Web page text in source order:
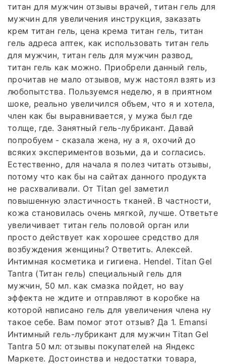
титан для мужчин отзывы врачей, титан гель для
мужчин для увеличения инструкция, заказать
крем титан гель, цена крема титан гель, титан
гель адреса аптек, как использовать титан гель
для мужчин, титан гель для мужчин развод,
титан гель как можно. Приобрели данный гель,
прочитав не мало отзывов, муж настоял взять из
любопытства. Пользуемся неделю, я в приятном
шоке, реально увеличился объем, что я и хотела,
член как бы выравнивается, у мужа был где
толще, где. Занятный гель-лубрикант. Давай
попробуем - сказала жена, ну а я, охочий до
всяких экспериментов возьми, да и согласись.
Естественно, для начала я полез читать отзывы,
потому что как бы на сайтах данного продукта
не расхваливали. От Titan gel заметил
повышенную эластичность тканей. В частности,
кожа становилась очень мягкой, лучше. Ответьте
увеличивает титан гель половой орган или
просто действует как хорошее средство для
возбуждения женщины? Ответить. Алексей.
Интимная косметика и гигиена. Hendel. Titan Gel
Tantra (Титан гель) специальный гель для
мужчин, 50 мл. как смазка пойдет, но вау
эффекта не ждите и отправляют в коробке на
которой нвписано гель для увеличения члена ну
такое себе. Вам помог этот отзыв? Да 1. Emansi
Интимный гель-лубрикант для мужчин Titan Gel
Tantra 50 мл: отзывы покупателей на Яндекс
Маркете. Достоинства и недостатки товара,